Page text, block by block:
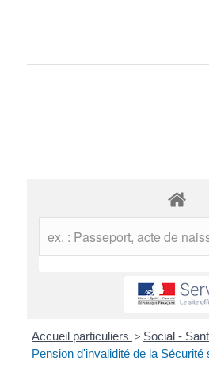
Accueil particuliers > Social -
Pension d'invalidité de la Sécurité